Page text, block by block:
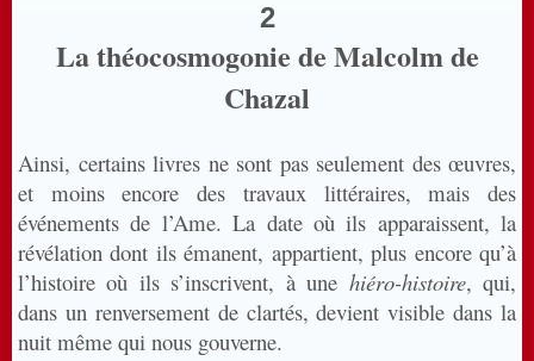
2
La théocosmogonie de Malcolm de
Chazal
Ainsi, certains livres ne sont pas seulement des œuvres,
et moins encore des travaux littéraires, mais des
événements de l’Ame. La date où ils apparaissent, la
révélation dont ils émanent, appartient, plus encore qu’à
l’histoire où ils s’inscrivent, à une hiéro-histoire, qui,
dans un renversement de clartés, devient visible dans la
nuit même qui nous gouverne.